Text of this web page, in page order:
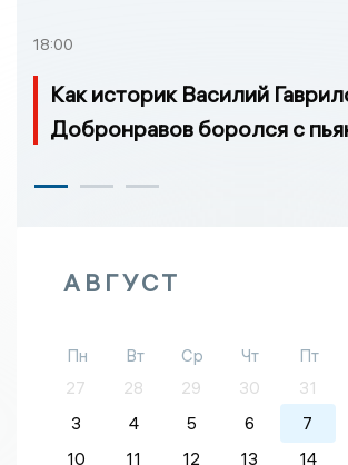
18:00
Как историк Василий
Добронравов боролся с
АВГУСТ
Пн Вт Ср Чт Пт
27
28 29 30 31
3
4 5 6 7
10
11 12 13 14